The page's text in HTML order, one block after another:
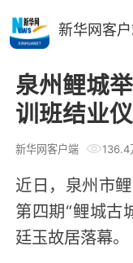
泉州鲤城
训班结业
新华网客户端 136.4
近日，泉州市
第四期“鲤城古
廷玉故居落幕。
新华网客